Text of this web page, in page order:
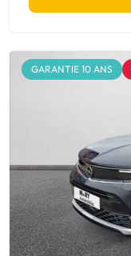
GARANTIE 10 ANS